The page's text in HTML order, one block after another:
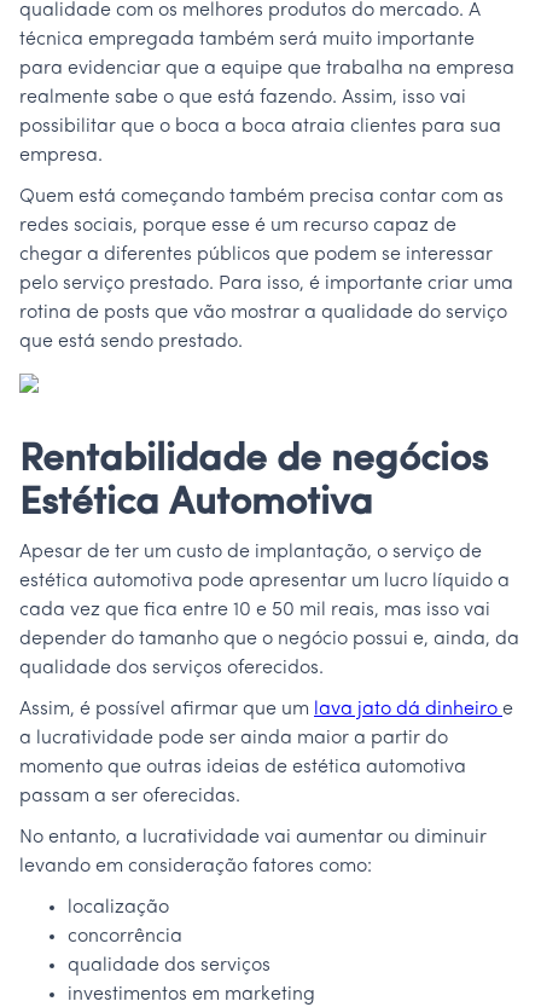
qualidade com os melhores produtos do mercado. A
técnica empregada também será muito importante
para evidenciar que a equipe que trabalha na empresa
realmente sabe o que está fazendo. Assim, isso vai
possibilitar que o boca a boca atraia clientes para sua
empresa.
Quem está começando também precisa contar com as
redes sociais, porque esse é um recurso capaz de
chegar a diferentes públicos que podem se interessar
pelo serviço prestado. Para isso, é importante criar uma
rotina de posts que vão mostrar a qualidade do serviço
que está sendo prestado.
Rentabilidade de negócios
Estética Automotiva
Apesar de ter um custo de implantação, o serviço de
estética automotiva pode apresentar um lucro líquido a
cada vez que fica entre 10 e 50 mil reais, mas isso vai
depender do tamanho que o negócio possui e, ainda, da
qualidade dos serviços oferecidos.
Assim, é possível afirmar que um lava jato dá dinheiro e
a lucratividade pode ser ainda maior a partir do
momento que outras ideias de estética automotiva
passam a ser oferecidas.
No entanto, a lucratividade vai aumentar ou diminuir
levando em consideração fatores como:
localização
concorrência
qualidade dos serviços
investimentos em marketing